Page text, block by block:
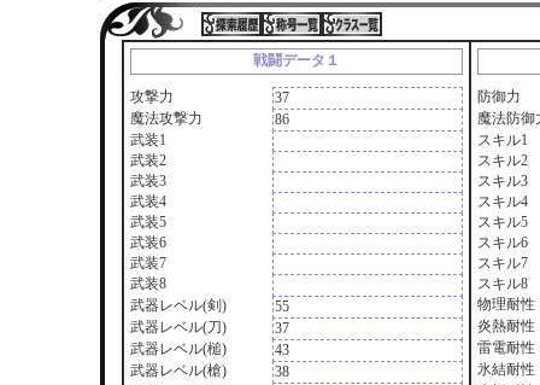
戦闘データ１
攻撃力
37
魔法攻撃力
86
武装1
武装2
武装3
武装4
武装5
武装6
武装7
武装8
武器レベル(剣)
55
武器レベル(刀)
37
武器レベル(槌)
43
武器レベル(槍)
38
防御力
魔法防御
スキル1
スキル2
スキル3
スキル4
スキル5
スキル6
スキル7
スキル8
物理耐性
炎熱耐性
雷電耐性
氷結耐性